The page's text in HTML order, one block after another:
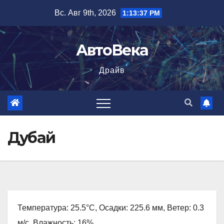
содержимому
Вс. Авг 9th, 2026 1:13:38 PM
АвтоВека
Драйв
Дубай
Температура: 25.5°C, Осадки: 225.6 мм, Ветер: 0.3